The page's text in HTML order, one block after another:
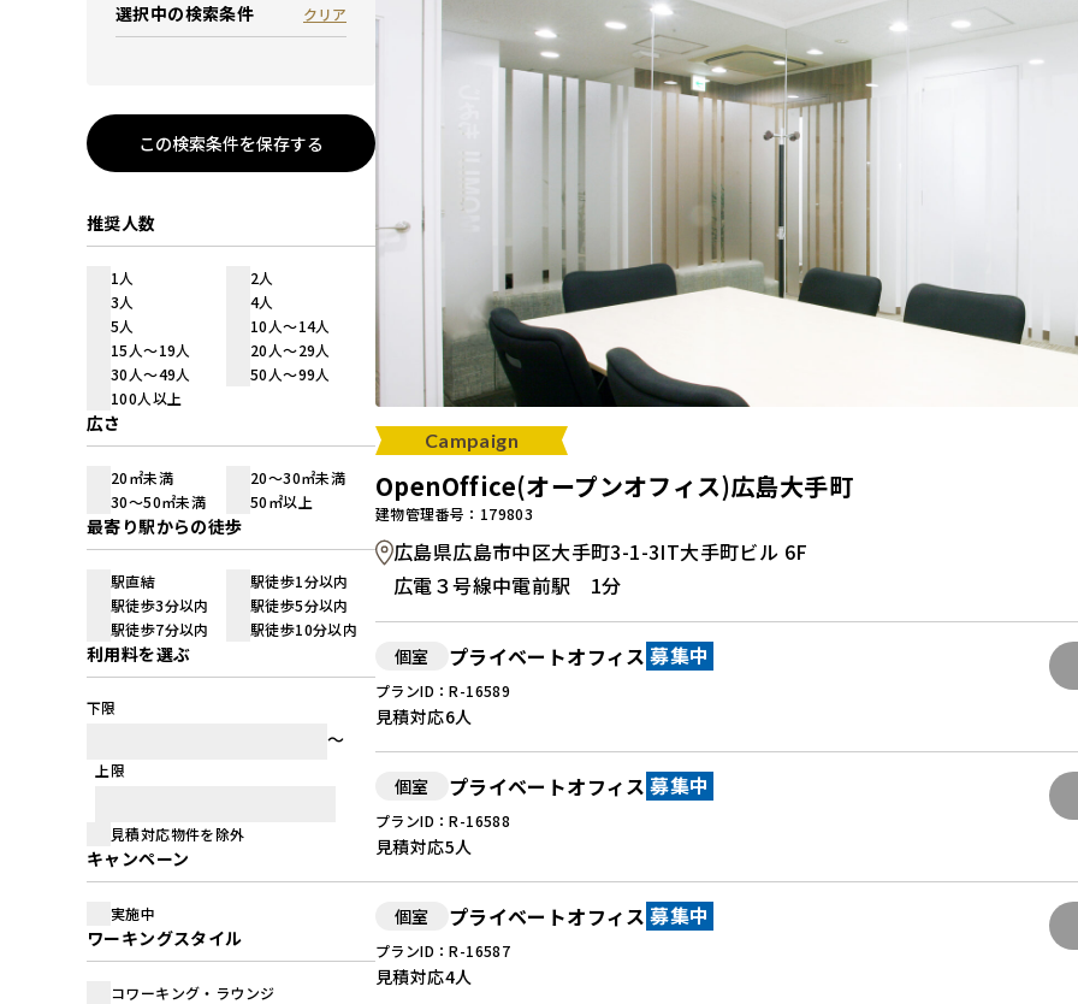
選択中の検索条件 クリア
この検索条件を保存する
推奨人数
1人
2人
3人
4人
5人
10人～14人
15人～19人
20人～29人
30人～49人
50人～99人
100人以上
広さ
20㎡未満
20～30㎡未満
30～50㎡未満
50㎡以上
最寄り駅からの徒歩
駅直結
駅徒歩1分以内
駅徒歩3分以内
駅徒歩5分以内
駅徒歩7分以内
駅徒歩10分以内
利用料を選ぶ
下限
上限
見積対応物件を除外
キャンペーン
実施中
ワーキングスタイル
コワーキング・ラウンジ
Campaign
OpenOffice(オープンオフィス)広島大手町
建物管理番号：179803
広島県広島市中区大手町3-1-3IT大手町ビル 6F
広電３号線中電前駅 1分
個室 プライベートオフィス 募集中
プランID：R-16589
見積対応6人
個室 プライベートオフィス 募集中
プランID：R-16588
見積対応5人
個室 プライベートオフィス 募集中
プランID：R-16587
見積対応4人